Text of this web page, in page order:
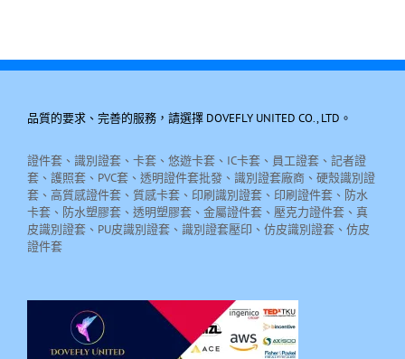
品質的要求、完善的服務，請選擇 DOVEFLY UNITED CO., LTD。
證件套、識別證套、卡套、悠遊卡套、IC卡套、員工證套、記者證
套、護照套、PVC套、透明證件套批發、識別證套廠商、硬殼識別證
套、高質感證件套、質感卡套、印刷識別證套、印刷證件套、防水
卡套、防水塑膠套、透明塑膠套、金屬證件套、壓克力證件套、真
皮識別證套、PU皮識別證套、識別證套壓印、仿皮識別證套、仿皮
證件套